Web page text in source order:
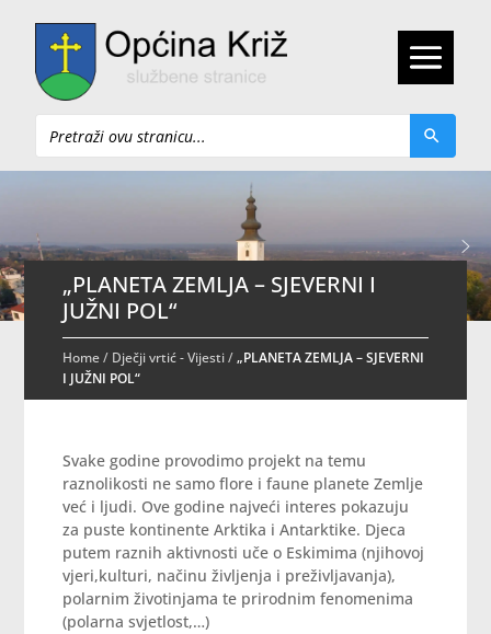
Pretraži
„PLANETA ZEMLJA – SJEVERNI I
JUŽNI POL“
Home/ Dječji vrtić - Vijesti/„PLANETA ZEMLJA – SJEVERNI
I JUŽNI POL“
Svake godine provodimo projekt na temu
raznolikosti ne samo flore i faune planete Zemlje
već i ljudi. Ove godine najveći interes pokazuju
za puste kontinente Arktika i Antarktike. Djeca
putem raznih aktivnosti uče o Eskimima (njihovoj
vjeri,kulturi, načinu življenja i preživljavanja),
polarnim životinjama te prirodnim fenomenima
(polarna svjetlost,…)